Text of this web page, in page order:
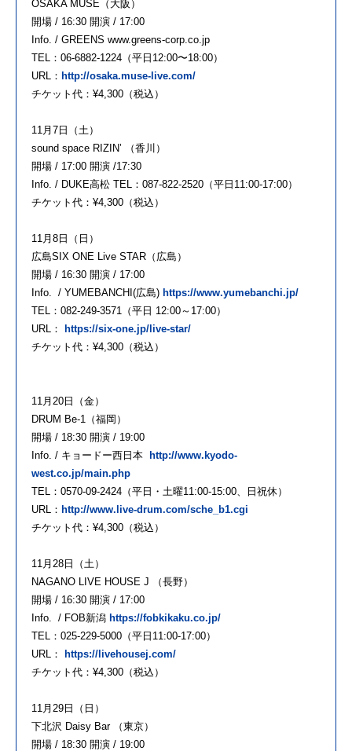
OSAKA MUSE（大阪）
開場 / 16:30 開演 / 17:00
Info. / GREENS www.greens-corp.co.jp
TEL：06-6882-1224（平日12:00〜18:00）
URL： http://osaka.muse-live.com/
チケット代：¥4,300（税込）
11月7日（土）
sound space RIZIN’ （香川）
開場 / 17:00 開演 /17:30
Info. / DUKE高松 TEL：087-822-2520（平日11:00-17:00）
チケット代：¥4,300（税込）
11月8日（日）
広島SIX ONE Live STAR（広島）
開場 / 16:30 開演 / 17:00
Info. / YUMEBANCHI(広島) https://www.yumebanchi.jp/
TEL：082-249-3571（平日 12:00～17:00）
URL： https://six-one.jp/live-star/
チケット代：¥4,300（税込）
11月20日（金）
DRUM Be-1（福岡）
開場 / 18:30 開演 / 19:00
Info. / キョードー西日本 http://www.kyodo-
west.co.jp/main.php
TEL：0570-09-2424（平日・土曜11:00-15:00、日祝休）
URL： http://www.live-drum.com/sche_b1.cgi
チケット代：¥4,300（税込）
11月28日（土）
NAGANO LIVE HOUSE J （長野）
開場 / 16:30 開演 / 17:00
Info. / FOB新潟 https://fobkikaku.co.jp/
TEL：025-229-5000（平日11:00-17:00）
URL： https://livehousej.com/
チケット代：¥4,300（税込）
11月29日（日）
下北沢 Daisy Bar （東京）
開場 / 18:30 開演 / 19:00